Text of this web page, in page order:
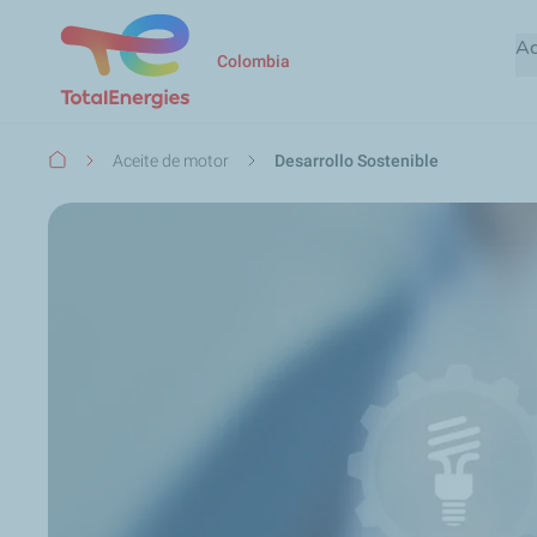
Colombia
Ruta
navegación
Aceite de motor Desarrollo Sostenible